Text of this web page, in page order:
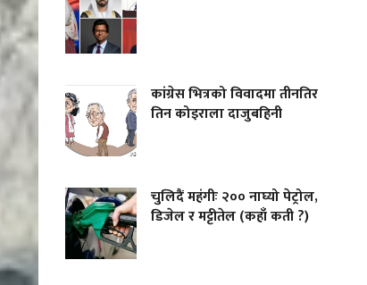
कांग्रेस भित्रको विवादमा तीनतिर
तिन कोइराला दाजुबहिनी
चुलिदैं महंगीः २०० नाघ्यो पेट्रोल,
डिजेल र मट्टीतेल (कहाँ कती ?)